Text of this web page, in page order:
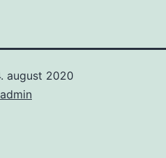
august 2020
admin